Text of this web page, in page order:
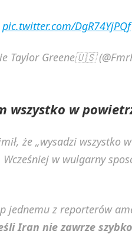
pic.twitter.com/DgR74YjPQf
Taylor Greene🇺🇸
wszystko w
że „wysadzi wszystko
w wulgarny
jednemu z reporterów
Iran nie zawrze